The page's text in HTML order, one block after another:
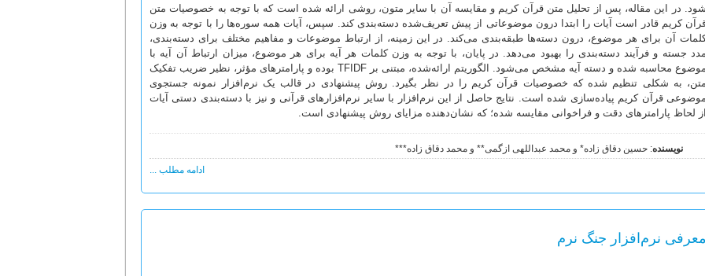
شود. در این مقاله، پس از تحلیل متن قرآن کریم و مقایسه آن با سایر متون، روشی ارائه شده است که با توجه به خصوصیات متن
کریم قادر است آیات را ابتدا درون موضوعاتی از پیش تعریف‌شده دسته‌بندی کند. سپس، آیات همه سوره‌ها را با توجه به وزن
آن برای هر موضوع، درون دسته‌‌ها طبقه‌بندی می‌کند. در این زمینه، از ارتباط موضوعات و مفاهیم مختلف برای دسته‌بندی،
مدد جسته و فرآیند دسته‌بندی را بهبود می‌دهد. در پایان، با توجه به وزن کلمات هر آیه برای هر موضوع، میزان ارتباط آن آیه با
موضوع محاسبه شده و دسته آیه مشخص می‌شود. الگوریتم ارائه‌شده، مبتنی بر TFIDF بوده و پارامترهای مؤثر، نظیر ضریب تفکیک
متن، به شکلی تنظیم شده که خصوصیات قرآن کریم را در نظر بگیرد. روش پیشنهادی در قالب یک نرم‌افزار نمونه جستجوی
موضوعی قرآن کریم پیاده‌سازی شده است. نتایج حاصل از این نرم‌افزار با سایر نرم‌افزارهای قرآنی و نیز با دسته‌بندی دستی آیات
از لحاظ پارامترهای دقت و فراخوانی مقایسه شده؛ که نشان‌دهنده مزایای روش پیشنهادی است.
نویسنده: حسین دقاق زاده* و محمد عبداللهی ازگمی** و محمد دقاق زاده***
ادامه مطلب ...
معرفی نرم‌افزار جنگ نرم